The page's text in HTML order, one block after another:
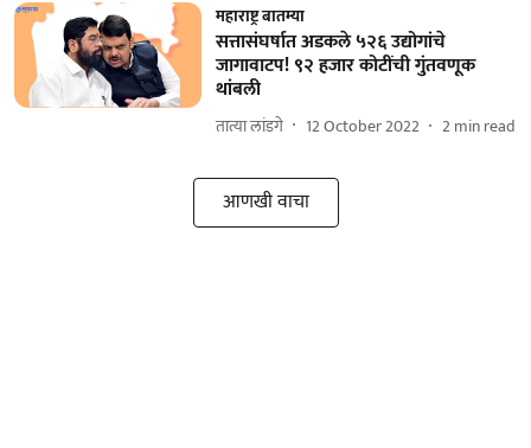
महाराष्ट्र बातम्या
सत्तासंघर्षात अडकले ५२६ उद्योगांचे
जागावाटप! ९२ हजार कोटींची गुंतवणूक
थांबली
तात्या लांडगे 12 October 2022 2min read
आणखी वाचा